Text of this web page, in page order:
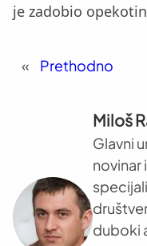
je zadobio
« Prethodno
Miloš
Glavni
novinar
duboki